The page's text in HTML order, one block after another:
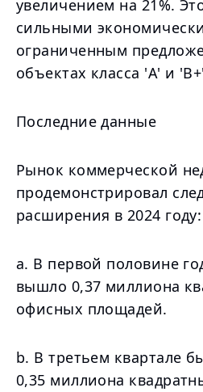
увеличением на 21%.
сильными
ограниченным
объектах класса 'A' и
Последние данные
Рынок коммерческой
продемонстрировал
расширения в 2024 году:
a. В первой половине
вышло 0,37 миллиона
офисных площадей.
b. В третьем квартале
0,35 миллиона